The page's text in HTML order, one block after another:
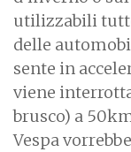
utilizzabili
delle
sente in
viene
brusco) a
Vespa